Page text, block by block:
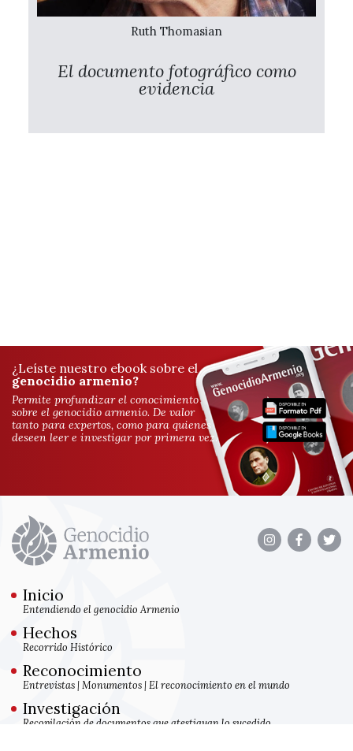
Ruth Thomasian
El documento fotográfico como
evidencia
¿Leíste nuestro ebook sobre el
genocidio armenio?
Permite profundizar el conocimiento
sobre el genocidio armenio. De valor
tanto para expertos, como para quienes
deseen leer e investigar por primera vez.
Inicio
Entendiendo el genocidio Armenio
Hechos
Recorrido Histórico
Reconocimiento
Entrevistas|Monumentos|El reconocimiento en el mundo
Investigación
Recopilación de documentos que atestiguan lo sucedido